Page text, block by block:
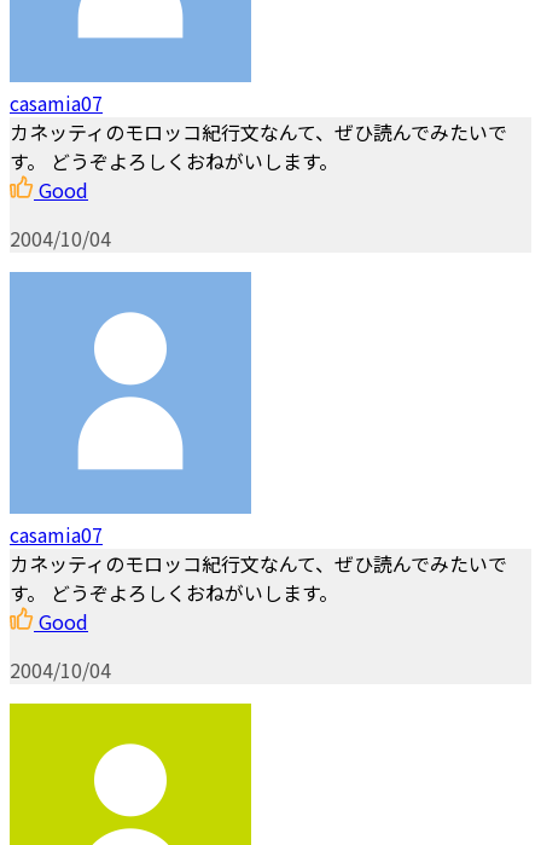
casamia07
カネッティのモロッコ紀行文なんて、ぜひ読んでみたいで
す。 どうぞよろしくおねがいします。
Good
2004/10/04
casamia07
カネッティのモロッコ紀行文なんて、ぜひ読んでみたいで
す。 どうぞよろしくおねがいします。
Good
2004/10/04